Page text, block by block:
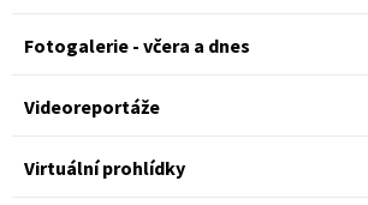
Fotogalerie - včera a dnes
Videoreportáže
Virtuální prohlídky